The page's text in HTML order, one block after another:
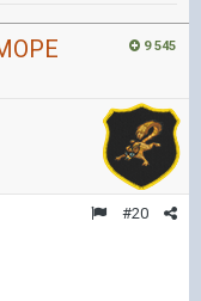
9 545
#20